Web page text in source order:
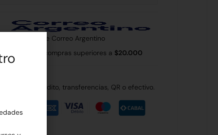
a través de Correo Argentino
Rodríguez en compras superiores a $20.000
débito, crédito, transferencias, QR o efectivo.